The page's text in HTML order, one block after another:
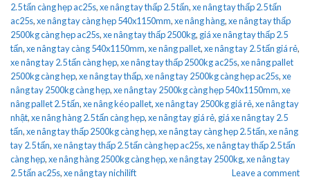
2.5 tấn càng hẹp ac25s,xe nâng tay thấp 2.5 tấn,xe nâng tay thấp 2.5 tấn
ac25s,xe nâng tay càng hẹp 540x1150mm,xe nâng hàng,xe nâng tay thấp
2500kg càng hẹp ac25s,xe nâng tay thấp 2500kg, giá xe nâng tay thấp 2.5
tấn,xe nâng tay càng 540x1150mm,xe nâng pallet,xe nâng tay 2.5 tấn giá rẻ,
xe nâng tay 2.5 tấn càng hẹp,xe nâng tay thấp 2500kg ac25s,xe nâng pallet
2500kg càng hẹp,xe nâng tay thấp,xe nâng tay 2500kg càng hẹp ac25s,xe
nâng tay 2500kg càng hẹp,xe nâng tay 2500kg càng hẹp 540x1150mm,xe
nâng pallet 2.5 tấn,xe nâng kéo pallet,xe nâng tay 2500kg giá rẻ,xe nâng tay
nhật,xe nâng hàng 2.5 tấn càng hẹp,xe nâng tay giá rẻ, giá xe nâng tay 2.5
tấn,xe nâng tay thấp 2500kg càng hẹp,xe nâng tay càng hẹp 2.5 tấn,xe nâng
tay 2.5 tấn,xe nâng tay thấp 2.5 tấn càng hẹp ac25s,xe nâng tay thấp 2.5 tấn
càng hẹp,xe nâng hàng 2500kg càng hẹp,xe nâng tay 2500kg,xe nâng tay
2.5 tấn ac25s,xe nâng tay nichilift Leave a comment